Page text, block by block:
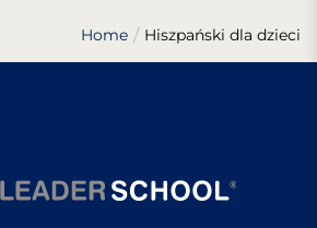
Home Hiszpański dla dzieci